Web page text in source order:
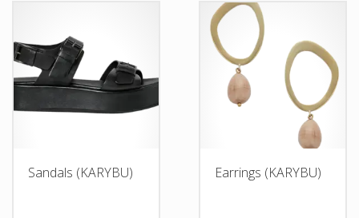
Sandals (KARYBU) Earrings (KARYBU)